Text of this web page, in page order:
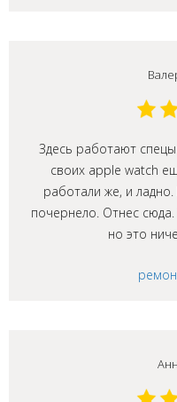
Здесь работают
своих apple watch
работали же, и
почернело. Отнес
но это